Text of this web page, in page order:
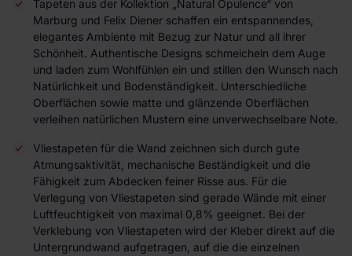
Tapeten aus der Kollektion „Natural Opulence“ von
Marburg und Felix Diener schaffen ein entspannendes,
elegantes Ambiente mit Bezug zur Natur und all ihrer
Schönheit. Authentische Designs schmeicheln dem Auge
und laden zum Wohlfühlen ein und stillen den Wunsch nach
Natürlichkeit und Bodenständigkeit. Unterschiedliche
Oberflächen sowie matte und glänzende Oberflächen
verleihen natürlichen Mustern eine unverwechselbare Note.
Vliestapeten für die Wand zeichnen sich durch gute
Atmungsaktivität, mechanische Beständigkeit und die
Fähigkeit zum Abdecken feiner Risse aus. Für die
Verlegung von Vliestapeten sind gerade Wände mit einer
Luftfeuchtigkeit von maximal 0,8% geeignet. Bei der
Verklebung von Vliestapeten wird der Kleber direkt auf die
Untergrundwand aufgetragen, auf die die einzelnen